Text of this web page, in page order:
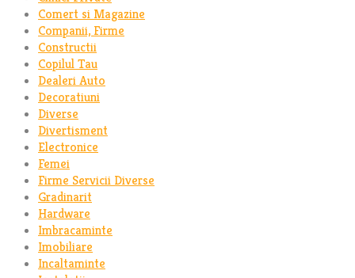
Comert si Magazine
Companii, Firme
Constructii
Copilul Tau
Dealeri Auto
Decoratiuni
Diverse
Divertisment
Electronice
Femei
Firme Servicii Diverse
Gradinarit
Hardware
Imbracaminte
Imobiliare
Incaltaminte